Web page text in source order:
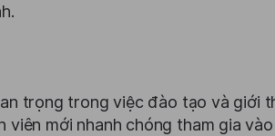
trọng trong việc đào tạo và giới
viên mới nhanh chóng tham gia